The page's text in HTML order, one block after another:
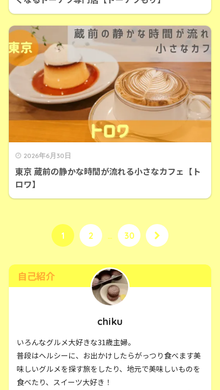
2026年6月30日
東京 蔵前の静かな時間が流れる小さなカフェ【ト
ロワ】
1 2 … 30
自己紹介
chiku
いろんなグルメ大好きな31歳主婦。
普段はヘルシーに、お出かけしたらがっつり食べます美
味しいグルメを探す旅をしたり、地元で美味しいものを
食べたり、スイーツ大好き！